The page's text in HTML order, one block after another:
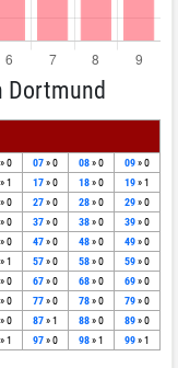
Dortmund
» 0 07» 0 08» 0 09» 0
» 1 17» 0 18» 0 19» 1
» 0 27» 0 28» 0 29» 0
» 0 37» 0 38» 0 39» 0
» 0 47» 0 48» 0 49» 0
» 1 57» 0 58» 0 59» 0
» 0 67» 0 68» 0 69» 0
» 0 77» 0 78» 0 79» 0
» 0 87» 1 88» 0 89» 0
» 1 97» 0 98» 1 99» 1